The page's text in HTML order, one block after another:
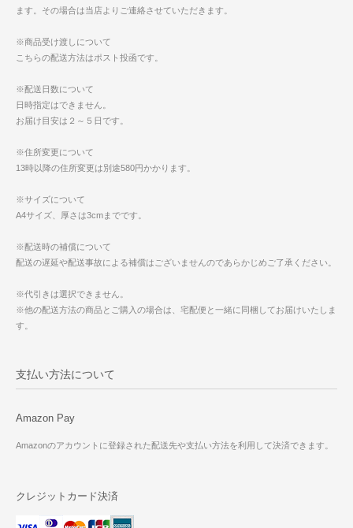
ます。その場合は当店よりご連絡させていただきます。
※商品受け渡しについて
こちらの配送方法はポスト投函です。
※配送日数について
日時指定はできません。
お届け目安は２～５日です。
※住所変更について
13時以降の住所変更は別途580円かかります。
※サイズについて
A4サイズ、厚さは3cmまでです。
※配送時の補償について
配送の遅延や配送事故による補償はございませんのであらかじめご了承ください。
※代引きは選択できません。
※他の配送方法の商品とご購入の場合は、宅配便と一緒に同梱してお届けいたしま
す。
支払い方法について
Amazon Pay
Amazonのアカウントに登録された配送先や支払い方法を利用して決済できます。
クレジットカード決済